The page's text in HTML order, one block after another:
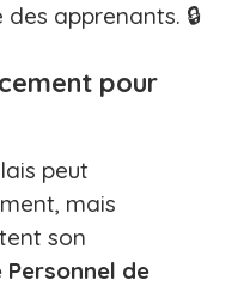
apprenants. 🔒
pour
peut
mais
son
Personnel de